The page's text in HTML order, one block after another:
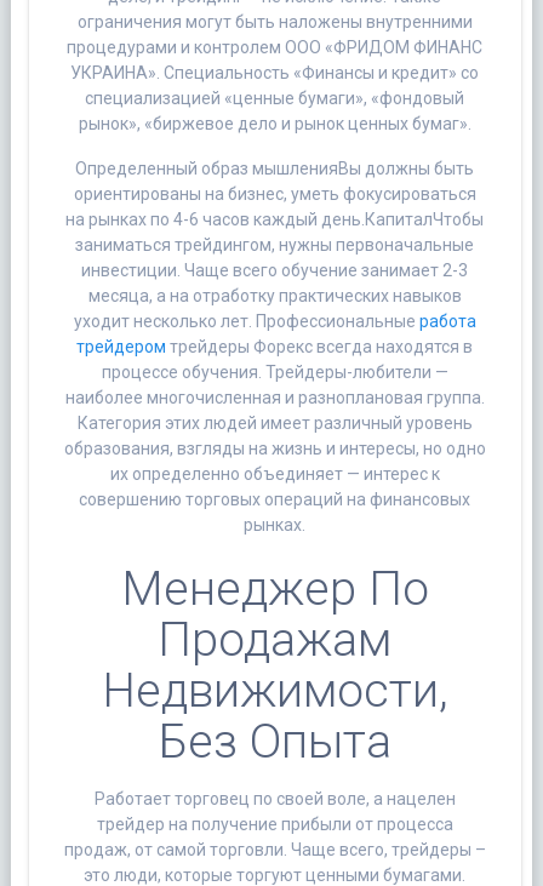
ограничения могут быть наложены внутренними
процедурами и контролем ООО «ФРИДОМ ФИНАНС
УКРАИНА». Специальность «Финансы и кредит» со
специализацией «ценные бумаги», «фондовый
рынок», «биржевое дело и рынок ценных бумаг».
Определенный образ мышленияВы должны быть
ориентированы на бизнес, уметь фокусироваться
на рынках по 4-6 часов каждый день.КапиталЧтобы
заниматься трейдингом, нужны первоначальные
инвестиции. Чаще всего обучение занимает 2-3
месяца, а на отработку практических навыков
уходит несколько лет. Профессиональные работа
трейдером трейдеры Форекс всегда находятся в
процессе обучения. Трейдеры-любители —
наиболее многочисленная и разноплановая группа.
Категория этих людей имеет различный уровень
образования, взгляды на жизнь и интересы, но одно
их определенно объединяет — интерес к
совершению торговых операций на финансовых
рынках.
Менеджер По
Продажам
Недвижимости,
Без Опыта
Работает торговец по своей воле, а нацелен
трейдер на получение прибыли от процесса
продаж, от самой торговли. Чаще всего, трейдеры –
это люди, которые торгуют ценными бумагами.